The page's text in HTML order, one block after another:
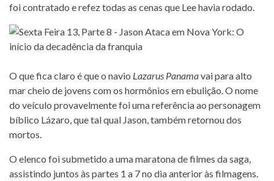
foi contratado e refez todas as cenas que Lee havia rodado.
O que fica claro é que o navio Lazarus Panamavai para alto
mar cheio de jovens com os hormônios em ebulição. O nome
do veículo provavelmente foi uma referência ao personagem
bíblico Lázaro, que tal qual Jason, também retornou dos
mortos.
O elenco foi submetido a uma maratona de filmes da saga,
assistindo juntos às partes 1 a 7 no dia anterior às filmagens.